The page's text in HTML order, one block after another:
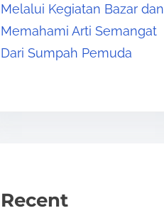
Melalui Kegiatan Bazar dan
Memahami Arti Semangat
Dari Sumpah Pemuda
Recent